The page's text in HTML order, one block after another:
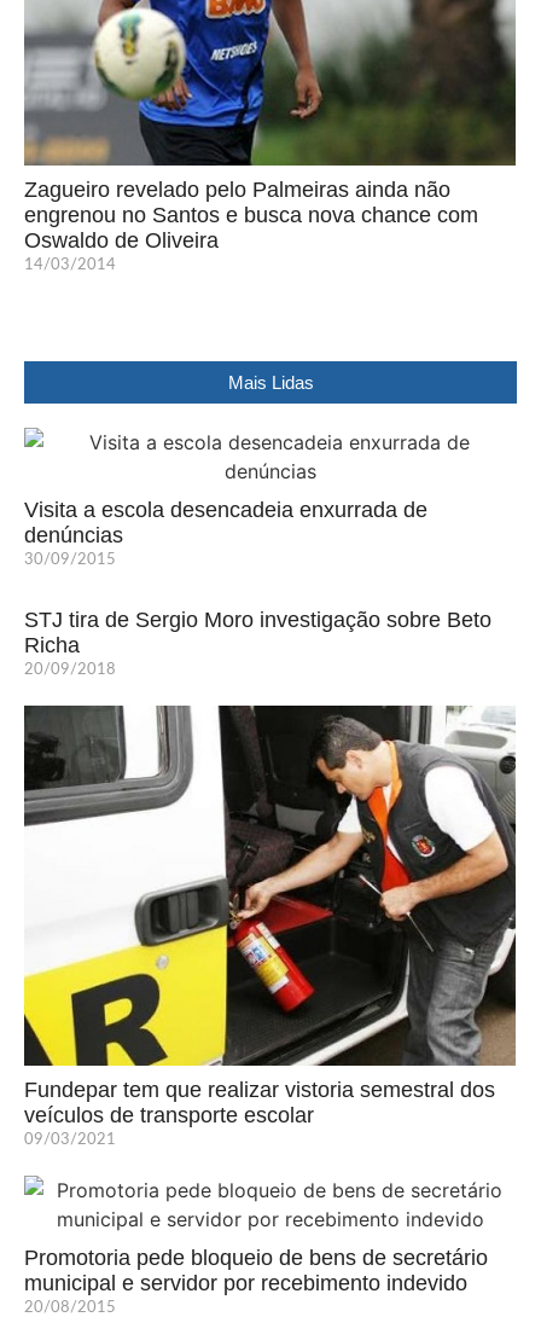
Zagueiro revelado pelo Palmeiras ainda não
engrenou no Santos e busca nova chance com
Oswaldo de Oliveira
14/03/2014
Mais Lidas
Visita a escola desencadeia enxurrada de
denúncias
30/09/2015
STJ tira de Sergio Moro investigação sobre Beto
Richa
20/09/2018
Fundepar tem que realizar vistoria semestral dos
veículos de transporte escolar
09/03/2021
Promotoria pede bloqueio de bens de secretário
municipal e servidor por recebimento indevido
20/08/2015